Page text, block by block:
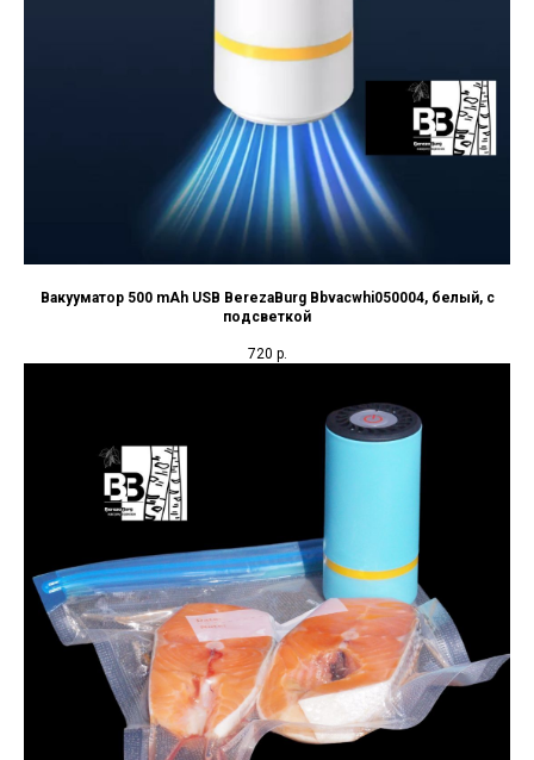
Вакууматор 500 mAh USB BerezaBurg Bbvacwhi050004, белый, с
подсветкой
720 р.